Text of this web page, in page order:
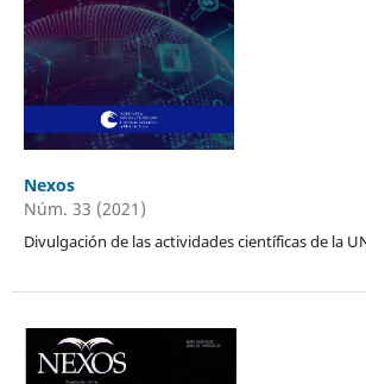
Nexos
Núm. 33 (2021)
Divulgación de las actividades científicas de la